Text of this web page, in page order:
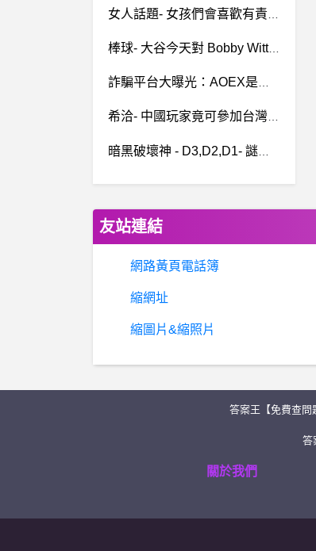
棒球- 大谷今天對 Bobby Witt Jr. 的三振 大谷今天對 Bobby Witt Jr. 的三振
詐騙平台大曝光：AOEX是詐騙嗎，AOEX詐騙，AOEX詐騙，AOEX是真的嗎。
希洽- 中國玩家竟可參加台灣鬥陣世界杯 中國玩家竟可參加台灣鬥陣世界杯
友站連結
網路黃頁電話簿
縮網址
縮圖片&縮照片
答案王【免費查問
答
關於我們